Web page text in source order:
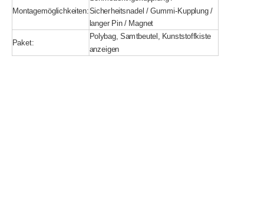
Montagemöglichkeiten:Sicherheitsnadel / Gummi-Kupplung /
langer Pin / Magnet
Paket:
Polybag, Samtbeutel, Kunststoffkiste
anzeigen